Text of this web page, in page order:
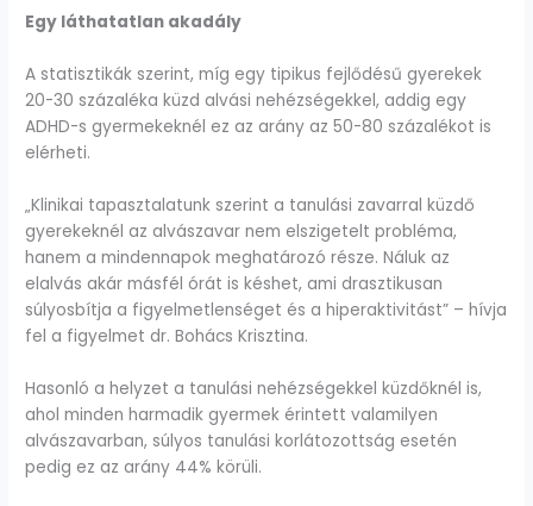
Egy láthatatlan akadály
A statisztikák szerint, míg egy tipikus fejlődésű gyerekek
20-30 százaléka küzd alvási nehézségekkel, addig egy
ADHD-s gyermekeknél ez az arány az 50-80 százalékot is
elérheti.
„Klinikai tapasztalatunk szerint a tanulási zavarral küzdő
gyerekeknél az alvászavar nem elszigetelt probléma,
hanem a mindennapok meghatározó része. Náluk az
elalvás akár másfél órát is késhet, ami drasztikusan
súlyosbítja a figyelmetlenséget és a hiperaktivitást” – hívja
fel a figyelmet dr. Bohács Krisztina.
Hasonló a helyzet a tanulási nehézségekkel küzdőknél is,
ahol minden harmadik gyermek érintett valamilyen
alvászavarban, súlyos tanulási korlátozottság esetén
pedig ez az arány 44% körüli.